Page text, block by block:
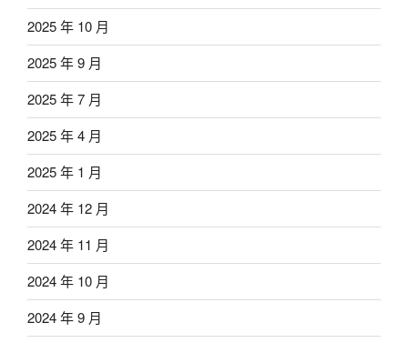
2025 年 10 月
2025 年 9 月
2025 年 7 月
2025 年 4 月
2025 年 1 月
2024 年 12 月
2024 年 11 月
2024 年 10 月
2024 年 9 月